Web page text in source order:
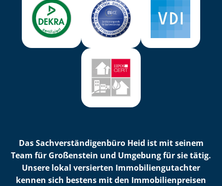
Das Sach­ver­stän­di­gen­bü­ro Heid ist mit seinem
Team für Großenstein und Umgebung für sie tätig.
Unsere lokal versierten Im­mo­bi­li­en­gut­ach­ter
kennen sich bestens mit den Im­mo­bi­li­en­prei­sen